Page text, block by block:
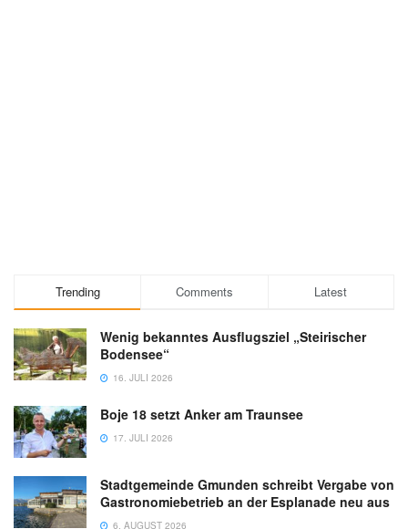
Trending Comments Latest
Wenig bekanntes Ausflugsziel „Steirischer
Bodensee“
16. JULI 2026
Boje 18 setzt Anker am Traunsee
17. JULI 2026
Stadtgemeinde Gmunden schreibt Vergabe von
Gastronomiebetrieb an der Esplanade neu aus
6. AUGUST 2026